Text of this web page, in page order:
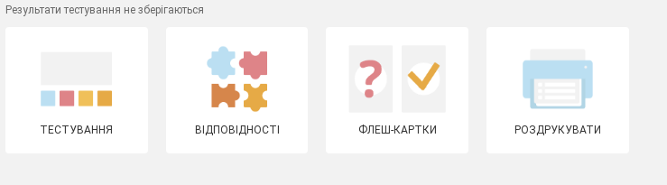
Результати тестування не зберігаються
ТЕСТУВАННЯ ВІДПОВІДНОСТІ ФЛЕШ-КАРТКИ РОЗДРУКУВАТИ